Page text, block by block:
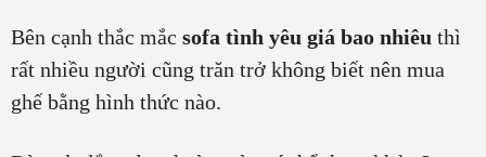
Bên cạnh thắc mắc sofa tình yêu giá bao nhiêu thì
rất nhiều người cũng trăn trở không biết nên mua
ghế bằng hình thức nào.